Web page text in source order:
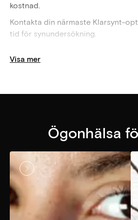
kostnad.
Kontakta din närmaste Klarsynt-
tid för synundersökning.
Visa mer
Ögonhälsa